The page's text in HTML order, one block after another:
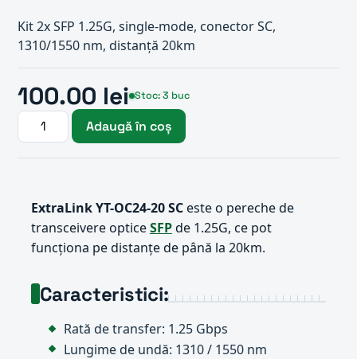
Kit 2x SFP 1.25G, single-mode, conector SC,
1310/1550 nm, distanță 20km
100.00 lei Stoc: 3 buc
Adaugă în coș
ExtraLink YT-OC24-20 SCeste o pereche de
transceivere opticeSFPde 1.25G, ce pot
funcționa pe distanțe de până la 20km.
Caracteristici:
Rată de transfer: 1.25 Gbps
Lungime de undă: 1310 / 1550 nm